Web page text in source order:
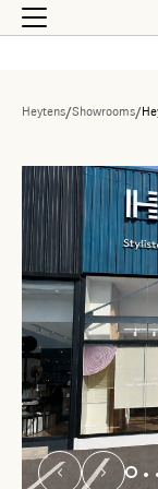
Heytens/Showrooms/